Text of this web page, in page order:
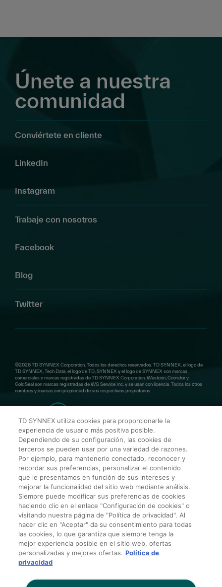
Únete a nuestra
comunidad
Conviértete en cliente
LinkedIn
Instagram
Trabaje con nosotros
Facebook
Blog
Twitter
©2026 TD SYNNEX Corporation. Todos los derechos reservados. TD SYNNEX, el logo de
TD SYNNEX, Tech Data, el logo de TD, SYNNEX y el logo de SYNNEX son marcas
comerciales o marcas registradas de TD SYNNEX Corporation. Westcon, Comstor y
GoldSeal son marcas registradas de WG Service Inc. y se usan con licencia. Todos los otros
nombres y marcas son propiedad de sus respectivos propietarios.
TD SYNNEX MCA
3350 SW 148TH Avenue Suite # 401. Miramar,
FL 33027
Contáctanos
Política de Privacidad para Terceros
Términos y Condiciones Generales de Venta
Condiciones de Tarjeta de Crédito
TD SYNNEX utiliza cookies para proporcionarle la
experiencia de usuario más positiva posible.
Dependiendo de su configuración, las cookies de
terceros se pueden usar por una variedad de razones.
Por ejemplo, para mantenerlo conectado, reconocer y
recordar sus preferencias, personalizar el contenido
que le presentamos en función de sus intereses y
mejorar la funcionalidad del sitio web mediante análisis.
Siempre puede modificar sus preferencias de cookies
haciendo clic en el enlace "Configuración de cookies" o
visitando nuestra página de "Política de privacidad". Al
hacer clic en "Aceptar" da su consentimiento para todas
las cookies, lo que garantiza que siempre tenga la
mejor experiencia posible en el sitio web, ofertas
personalizadas y mejores ofertas. Política de
privacidad